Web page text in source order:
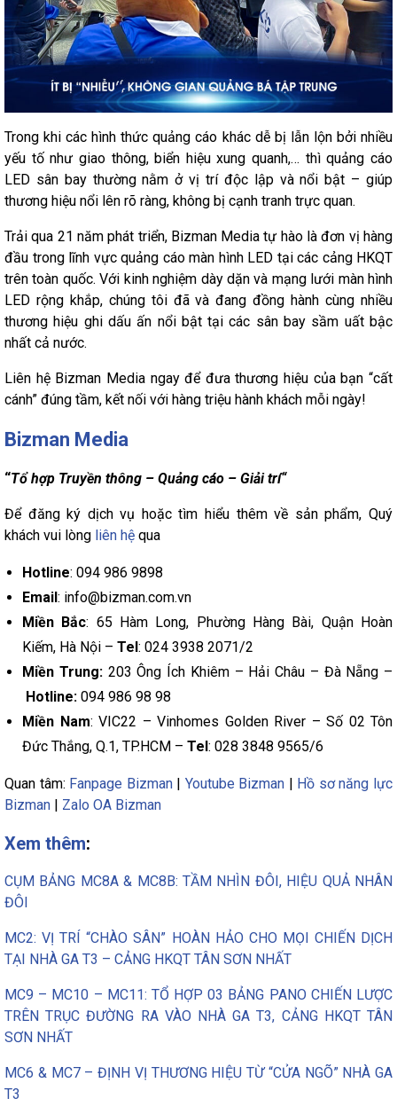
Trong khi các hình thức quảng cáo khác dễ bị lẫn lộn bởi nhiều
yếu tố như giao thông, biển hiệu xung quanh,… thì quảng cáo
LED sân bay thường nằm ở vị trí độc lập và nổi bật – giúp
thương hiệu nổi lên rõ ràng, không bị cạnh tranh trực quan.
Trải qua 21 năm phát triển, Bizman Media tự hào là đơn vị hàng
đầu trong lĩnh vực quảng cáo màn hình LED tại các cảng HKQT
trên toàn quốc. Với kinh nghiệm dày dặn và mạng lưới màn hình
LED rộng khắp, chúng tôi đã và đang đồng hành cùng nhiều
thương hiệu ghi dấu ấn nổi bật tại các sân bay sầm uất bậc
nhất cả nước.
Liên hệ Bizman Media ngay để đưa thương hiệu của bạn “cất
cánh” đúng tầm, kết nối với hàng triệu hành khách mỗi ngày!
Bizman Media
“Tổ hợp Truyền thông – Quảng cáo – Giải trí“
Để đăng ký dịch vụ hoặc tìm hiểu thêm về sản phẩm, Quý
khách vui lòng liên hệ qua
Hotline: 094 986 9898
Email: info@bizman.com.vn
Miền Bắc: 65 Hàm Long, Phường Hàng Bài, Quận Hoàn
Kiếm, Hà Nội – Tel: 024 3938 2071/2
Miền Trung:203 Ông Ích Khiêm – Hải Châu – Đà Nẵng –
Hotline: 094 986 98 98
Miền Nam: VIC22 – Vinhomes Golden River – Số 02 Tôn
Đức Thắng, Q.1, TP.HCM – Tel: 028 3848 9565/6
Quan tâm: Fanpage Bizman| Youtube Bizman | Hồ sơ năng lực
Bizman | Zalo OA Bizman
Xem thêm:
CỤM BẢNG MC8A & MC8B: TẦM NHÌN ĐÔI, HIỆU QUẢ NHÂN
ĐÔI
MC2: VỊ TRÍ “CHÀO SÂN” HOÀN HẢO CHO MỌI CHIẾN DỊCH
TẠI NHÀ GA T3 – CẢNG HKQT TÂN SƠN NHẤT
MC9 – MC10 – MC11: TỔ HỢP 03 BẢNG PANO CHIẾN LƯỢC
TRÊN TRỤC ĐƯỜNG RA VÀO NHÀ GA T3, CẢNG HKQT TÂN
SƠN NHẤT
MC6 & MC7 – ĐỊNH VỊ THƯƠNG HIỆU TỪ “CỬA NGÕ” NHÀ GA
T3